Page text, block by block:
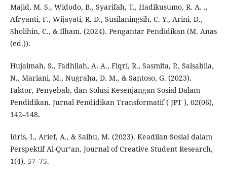
Majid, M. S., Widodo, B., Syarifah, T., Hadikusumo, R. A. .,
Afryanti, F., Wijayati, R. D., Susilaningsih, C. Y., Arini, D.,
Sholihin, C., & Ilham. (2024). Pengantar Pendidikan (M. Anas
(ed.)).
Hujaimah, S., Fadhilah, A. A., Fiqri, R., Sasmita, P., Salsabila,
N., Mariani, M., Nugraha, D. M., & Santoso, G. (2023).
Faktor, Penyebab, dan Solusi Kesenjangan Sosial Dalam
Pendidikan. Jurnal Pendidikan Transformatif ( JPT ), 02(06),
142–148.
Idris, I., Arief, A., & Saihu, M. (2023). Keadilan Sosial dalam
Perspektif Al-Qur’an. Journal of Creative Student Research,
1(4), 57–75.